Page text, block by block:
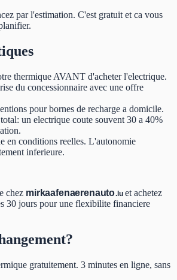
par l'estimation. C'est gratuit et ca vous
thermique AVANT d'acheter l'electrique.
du concessionnaire avec une offre
pour bornes de recharge a domicile.
un electrique coute souvent 30 a 40%
en conditions reelles. L'autonomie
inferieure.
chez mirkaafenaerenauto.luet achetez
30 jours pour une flexibilite financiere
gratuitement. 3 minutes en ligne, sans